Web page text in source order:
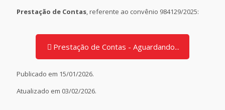
Prestação de Contas, referente ao convênio 984129/2025:
Prestação de Contas - Aguardando...
Publicado em 15/01/2026.
Atualizado em 03/02/2026.